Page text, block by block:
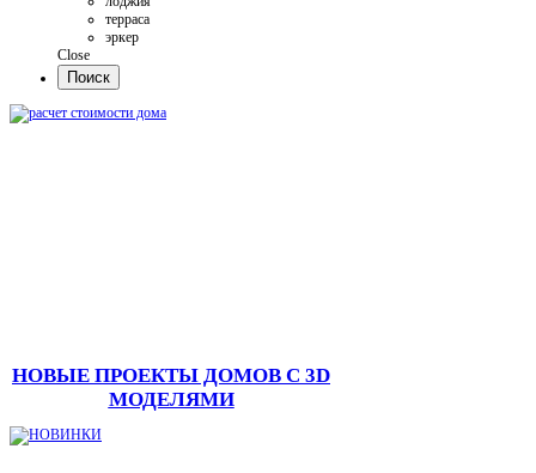
терраса
эркер
Close
НОВЫЕ ПРОЕКТЫ ДОМОВ С 3D
МОДЕЛЯМИ